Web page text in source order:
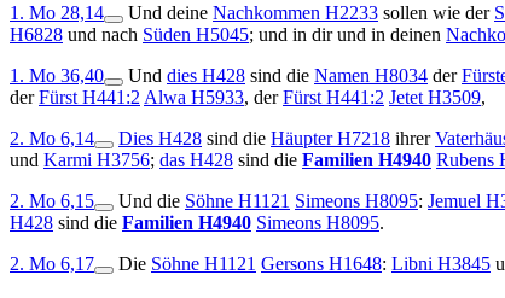
1. Mo 28,14
Und deine Nachkommen H2233 sollen wie der
H6828 und nach Süden H5045; und in dir und in deinen
1. Mo 36,40
Und dies H428 sind die Namen H8034 der
derFürst H441:2 Alwa H5933, derFürst H441:2 Jetet H3509,
2. Mo 6,14
Dies H428 sind die HäupterH7218 ihrer
und Karmi H3756; das H428 sind die Familien H4940 Rubens
2. Mo 6,15
Und die Söhne H1121 Simeons H8095: Jemuel
H428 sind die Familien H4940 Simeons H8095.
2. Mo 6,17
Die Söhne H1121 Gersons H1648: Libni H3845